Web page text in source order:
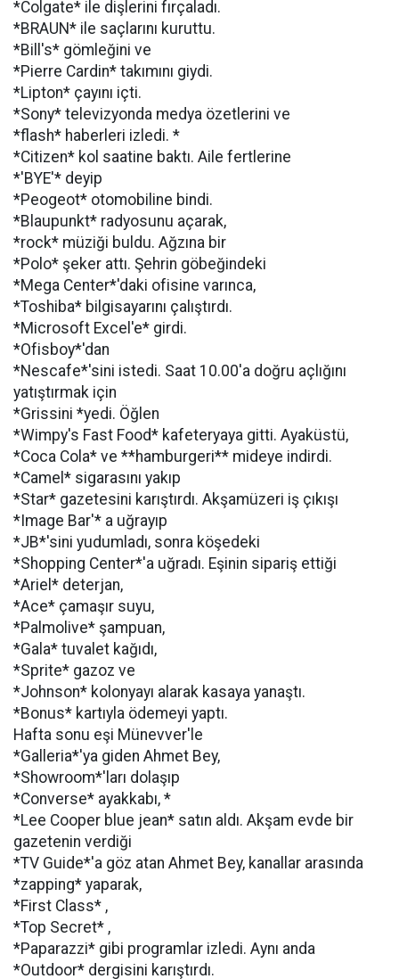
*Colgate* ile dişlerini fırçaladı.
*BRAUN* ile saçlarını kuruttu.
*Bill's* gömleğini ve
*Pierre Cardin* takımını giydi.
*Lipton* çayını içti.
*Sony* televizyonda medya özetlerini ve
*flash* haberleri izledi. *
*Citizen* kol saatine baktı. Aile fertlerine
*'BYE'* deyip
*Peogeot* otomobiline bindi.
*Blaupunkt* radyosunu açarak,
*rock* müziği buldu. Ağzına bir
*Polo* şeker attı. Şehrin göbeğindeki
*Mega Center*'daki ofisine varınca,
*Toshiba* bilgisayarını çalıştırdı.
*Microsoft Excel'e* girdi.
*Ofisboy*'dan
*Nescafe*'sini istedi. Saat 10.00'a doğru açlığını
yatıştırmak için
*Grissini *yedi. Öğlen
*Wimpy's Fast Food* kafeteryaya gitti. Ayaküstü,
*Coca Cola* ve **hamburgeri** mideye indirdi.
*Camel* sigarasını yakıp
*Star* gazetesini karıştırdı. Akşamüzeri iş çıkışı
*Image Bar'* a uğrayıp
*JB*'sini yudumladı, sonra köşedeki
*Shopping Center*'a uğradı. Eşinin sipariş ettiği
*Ariel* deterjan,
*Ace* çamaşır suyu,
*Palmolive* şampuan,
*Gala* tuvalet kağıdı,
*Sprite* gazoz ve
*Johnson* kolonyayı alarak kasaya yanaştı.
*Bonus* kartıyla ödemeyi yaptı.
Hafta sonu eşi Münevver'le
*Galleria*'ya giden Ahmet Bey,
*Showroom*'ları dolaşıp
*Converse* ayakkabı, *
*Lee Cooper blue jean* satın aldı. Akşam evde bir
gazetenin verdiği
*TV Guide*'a göz atan Ahmet Bey, kanallar arasında
*zapping* yaparak,
*First Class* ,
*Top Secret* ,
*Paparazzi* gibi programlar izledi. Aynı anda
*Outdoor* dergisini karıştırdı.